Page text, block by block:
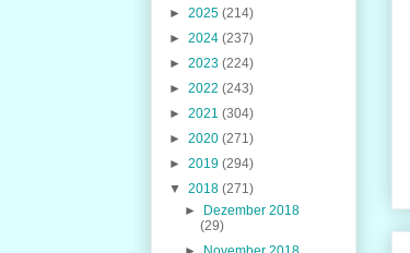
► 2025 (214)
► 2024 (237)
► 2023 (224)
► 2022 (243)
► 2021 (304)
► 2020 (271)
► 2019 (294)
▼ 2018 (271)
►
Dezember 2018
(29)